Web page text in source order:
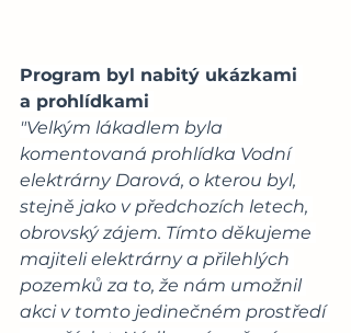
Program byl nabitý ukázkami
a prohlídkami
"Velkým lákadlem byla
komentovaná prohlídka Vodní
elektrárny Darová, o kterou byl,
stejně jako v předchozích letech,
obrovský zájem. Tímto děkujeme
majiteli elektrárny a přilehlých
pozemků za to, že nám umožnil
akci v tomto jedinečném prostředí